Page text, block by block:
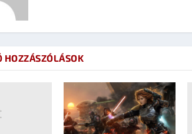
HOZZÁSZÓLÁSOK